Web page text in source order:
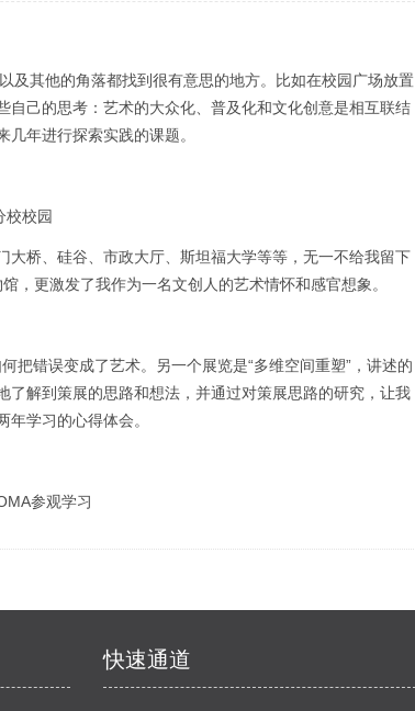
及其他的角落都找到很有意思的地方。比如在校园广场放置
己的思考：艺术的大众化、普及化和文化创意是相互联结
年进行探索实践的课题。
校校园
桥、硅谷、市政大厅、斯坦福大学等等，无一不给我留下
，更激发了我作为一名文创人的艺术情怀和感官想象。
把错误变成了艺术。另一个展览是“多维空间重塑”，讲述的
解到策展的思路和想法，并通过对策展思路的研究，让我
学习的心得体会。
参观学习
快速通道